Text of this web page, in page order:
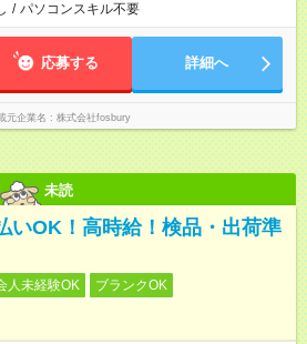
/ パソコンスキル不要
応募する 詳細へ
元企業名 株式会社fosbury
未読
いOK！高時給！検品・出荷準
人未経験OK
ブランクOK